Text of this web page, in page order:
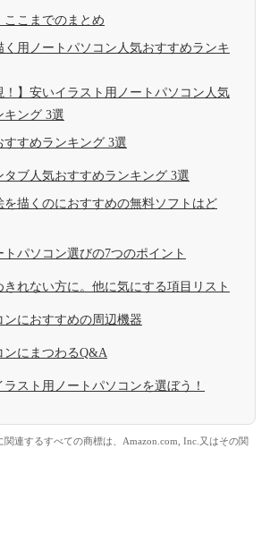
ここまでのまとめ
く用ノートパソコン人気おすすめランキ
！】安いイラスト用ノートパソコン人気
キング 3選
すすめランキング 3選
タブ人気おすすめランキング 3選
を描くのにおすすめの無料ソフトはど
トパソコン選びの7つのポイント
きれない方に。他に気にする項目リスト
ンにおすすめの周辺機器
ンにまつわるQ&A
ラスト用ノートパソコンを選ぼう！
連するすべての商標は、Amazon.com, Inc.又はその関